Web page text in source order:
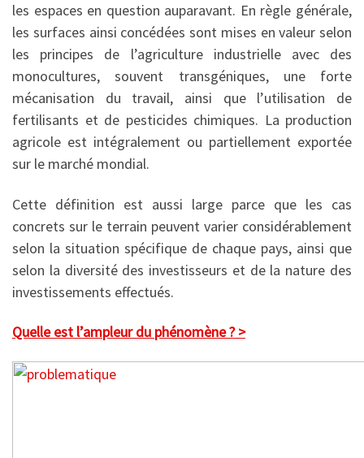
les espaces en question auparavant. En règle générale,
les surfaces ainsi concédées sont mises en valeur selon
les principes de l’agriculture industrielle avec des
monocultures, souvent transgéniques, une forte
mécanisation du travail, ainsi que l’utilisation de
fertilisants et de pesticides chimiques. La production
agricole est intégralement ou partiellement exportée
sur le marché mondial.
Cette définition est aussi large parce que les cas
concrets sur le terrain peuvent varier considérablement
selon la situation spécifique de chaque pays, ainsi que
selon la diversité des investisseurs et de la nature des
investissements effectués.
Quelle est l’ampleur du phénomène ? >